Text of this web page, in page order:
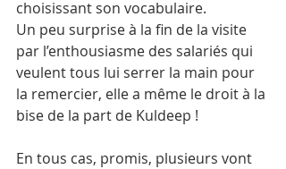
choisissant son vocabulaire.
Un peu surprise à la fin de la visite
par l’enthousiasme des salariés qui
veulent tous lui serrer la main pour
la remercier, elle a même le droit à la
bise de la part de Kuldeep !
En tous cas, promis, plusieurs vont